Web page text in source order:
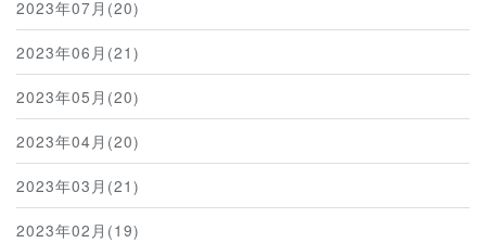
2023年07月(20)
2023年06月(21)
2023年05月(20)
2023年04月(20)
2023年03月(21)
2023年02月(19)